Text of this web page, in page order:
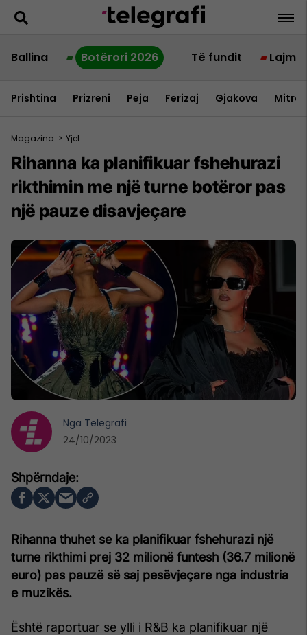
Ballina Botërori 2026 Të fundit Lajme
Prishtina Prizreni Peja Ferizaj Gjakova
Magazina > Yjet
Rihanna ka planifikuar fshehurazi
rikthimin me një turne botëror pas
një pauze disavjeçare
Rihanna thuhet se ka planifikuar fshehurazi një
turne rikthimi prej 32 milionë funtesh (36.7 milionë
euro) pas pauzë së saj pesëvjeçare nga industria
e muzikës.
Është raportuar se ylli i R&B ka planifikuar një
Nga Telegrafi
24/10/2023